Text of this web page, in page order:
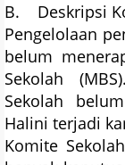
B. Deskripsi
Pengelolaan
belum
Sekolah
Sekolah
Halini terjadi
Komite